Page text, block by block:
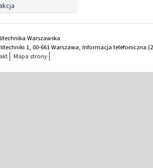
Warszawska
1, 00-661 Warszawa, Informacja telefoniczna
Mapa strony